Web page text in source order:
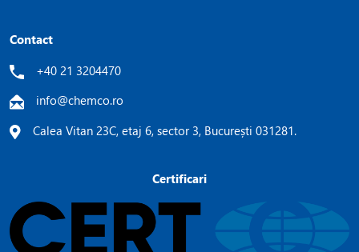
Contact
+40 21 3204470
info@chemco.ro
Calea Vitan 23C, etaj 6, sector 3, București 031281.
Certificari